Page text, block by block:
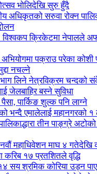
भोलिदेखि सुरु हुँदै
अधिकृतको सरुवा रोक्न
क्रिकेटमा नेपालले
पक्राउ परेका कोशी
नचल्ने
भाग लिने नेत्रविक्रम चन्दको
जेलबाहिर बस्ने सुविधा
पार्किङ शुल्क पनि लाग्ने
भन्दै एमालेलाई महानगरको १
तीन पाङ्ग्रे
महाधिवेशन माघ ४ गतेदेखि
१७ प्रतशितले वृद्धि
सय श्रमिक कोरिया उड्न